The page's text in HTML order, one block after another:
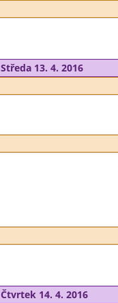
Středa 13. 4. 2016
Čtvrtek 14. 4. 2016